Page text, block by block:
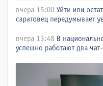
вчера 15:00 Уйти или
саратовец передумывает
вчера 13:48 В
успешно работают два